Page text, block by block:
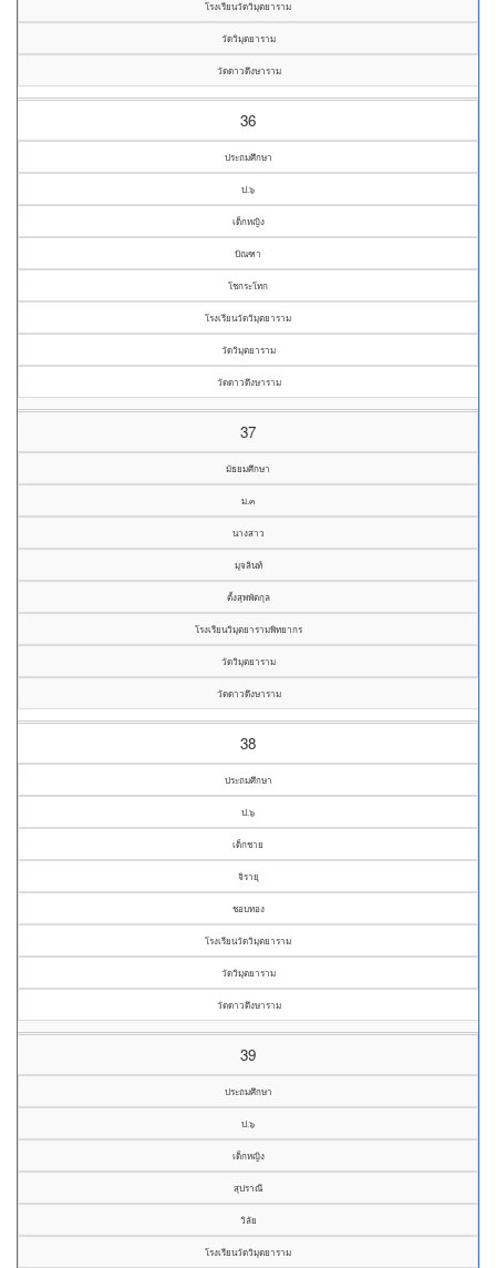
โรงเรียนวัดวิมุตยาราม
วัดวิมุตยาราม
วัดดาวดึงษาราม
36
ประถมศึกษา
ป.๖
เด็กหญิง
ปัณฑา
โชกระโทก
โรงเรียนวัดวิมุตยาราม
วัดวิมุตยาราม
วัดดาวดึงษาราม
37
มัธยมศึกษา
ม.๓
นางสาว
มุจลินท์
ตั้งสุพพัตกุล
โรงเรียนวิมุตยารามพิทยากร
วัดวิมุตยาราม
วัดดาวดึงษาราม
38
ประถมศึกษา
ป.๖
เด็กชาย
จิรายุ
ชอบทอง
โรงเรียนวัดวิมุตยาราม
วัดวิมุตยาราม
วัดดาวดึงษาราม
39
ประถมศึกษา
ป.๖
เด็กหญิง
สุปราณี
วิลัย
โรงเรียนวัดวิมุตยาราม